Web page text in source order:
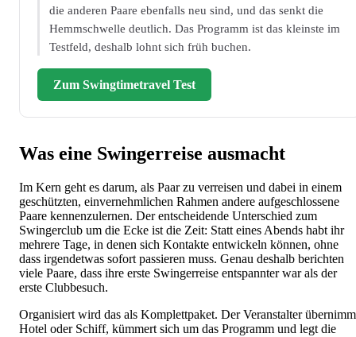
die anderen Paare ebenfalls neu sind, und das senkt die
Hemmschwelle deutlich. Das Programm ist das kleinste im
Testfeld, deshalb lohnt sich früh buchen.
Zum Swingtimetravel Test
Was eine Swingerreise ausmacht
Im Kern geht es darum, als Paar zu verreisen und dabei in einem
geschützten, einvernehmlichen Rahmen andere aufgeschlossene
Paare kennenzulernen. Der entscheidende Unterschied zum
Swingerclub um die Ecke ist die Zeit: Statt eines Abends habt ihr
mehrere Tage, in denen sich Kontakte entwickeln können, ohne
dass irgendetwas sofort passieren muss. Genau deshalb berichten
viele Paare, dass ihre erste Swingerreise entspannter war als der
erste Clubbesuch.
Organisiert wird das als Komplettpaket. Der Veranstalter
Hotel oder Schiff, kümmert sich um das Programm und legt die